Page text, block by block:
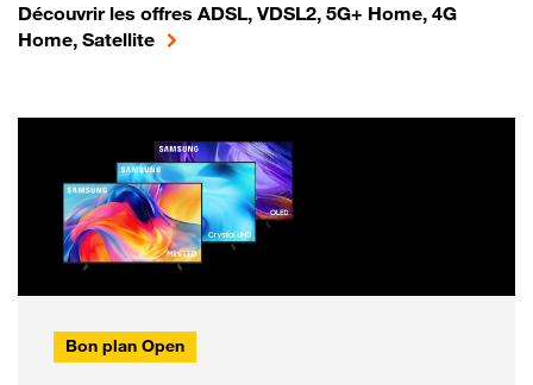
Découvrir les offres ADSL, VDSL2, 5G+ Home, 4G
Home, Satellite
Bon plan Open